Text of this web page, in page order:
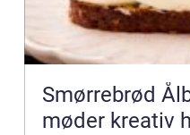
Smørrebrød Ålborg hvor
møder kreativ